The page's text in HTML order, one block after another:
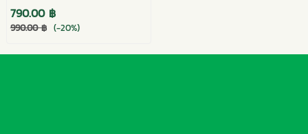
790.00 ฿
990.00 ฿ (-20%)